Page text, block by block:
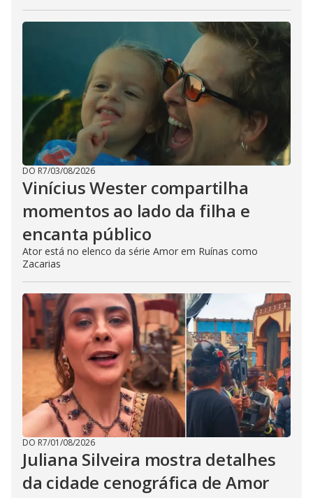
DO R7/03/08/2026
Vinícius Wester compartilha
momentos ao lado da filha e
encanta público
Ator está no elenco da série Amor em Ruínas como
Zacarias
DO R7/01/08/2026
Juliana Silveira mostra detalhes
da cidade cenográfica de Amor